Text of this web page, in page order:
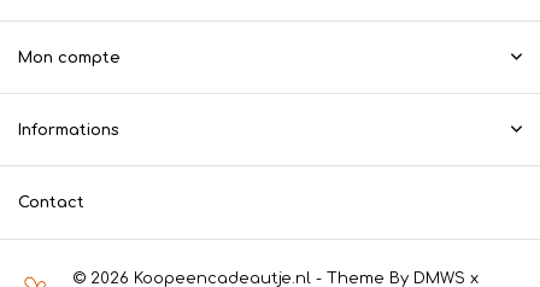
Mon compte
Informations
Contact
© 2026 Koopeencadeautje.nl - Theme By DMWS x